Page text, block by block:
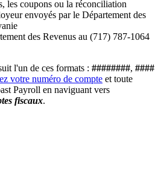
les coupons ou la réconciliation
envoyés par le Département des
des Revenus au (717) 787-1064
l'un de ces formats : ########, ####
votre numéro de compte et toute
Payroll en naviguant vers
fiscaux.